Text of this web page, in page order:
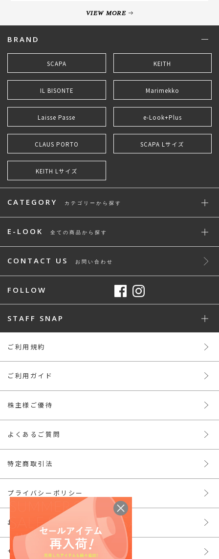
VIEW MORE
BRAND
SCAPA KEITH
IL BISONTE Marimekko
Laisse Passe e-Look+Plus
CLAUS PORTO SCAPA Lサイズ
KEITH Lサイズ
CATEGORY カテゴリーから探す
E-LOOK 全ての商品から探す
CONTACT US お問い合わせ
FOLLOW
STAFF SNAP
ご利用規約
ご利用ガイド
株主様ご優待
よくあるご質問
特定商取引法
プライバシーポリシー
お問い合わせ
サイトマップ